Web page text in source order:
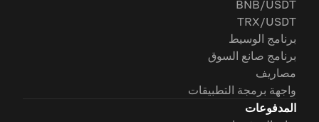
BNB/USDT
TRX/USDT
برنامج الوسيط
برنامج صانع السوق
مصاريف
واجهة برمجة التطبيقات
المدفوعات